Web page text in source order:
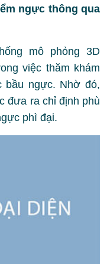
ngực thông qua
mô phỏng 3D
việc thăm khám
bầu ngực. Nhờ đó,
đưa ra chỉ định phù
phì đại.